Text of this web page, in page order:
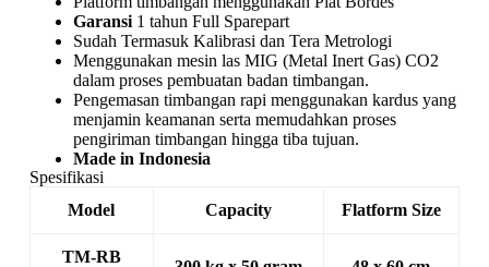
Garansi1 tahun Full Sparepart
Sudah Termasuk Kalibrasi dan Tera Metrologi
Menggunakan mesin las MIG (Metal Inert Gas) CO2
dalam proses pembuatan badan timbangan.
Pengemasan timbangan rapi menggunakan kardus yang
menjamin keamanan serta memudahkan proses
pengiriman timbangan hingga tiba tujuan.
Made in Indonesia
Spesifikasi
Model
Capacity Flatform Size
TM-RB